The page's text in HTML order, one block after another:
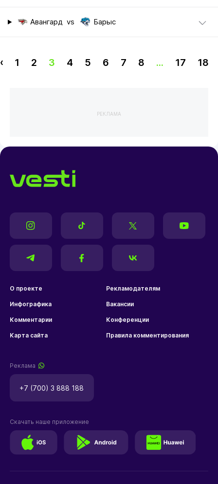
Авангард vs Барыс
‹ 1 2 3 4 5 6 7 8 ... 17 18
РЕКЛАМА
О проекте Рекламодателям
Инфографика Вакансии
Комментарии Конференции
Карта сайта Правила комментирования
Реклама
+7 (700) 3 888 188
Скачать наше приложение